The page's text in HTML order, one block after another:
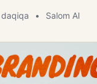
Salom AI